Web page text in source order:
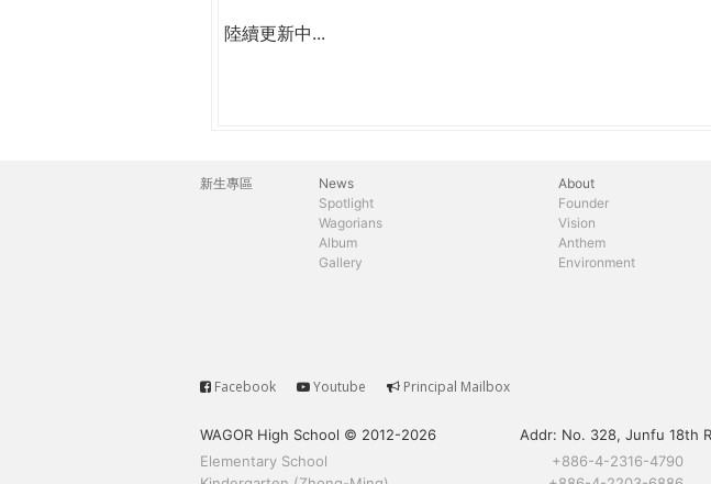
陸續更新中...
主
新生專區
News
Spotlight
Wagorians
Album
Gallery
About
Founder
Vision
Anthem
Environment
Service
Facebook Youtube Principal Mailbox
WAGOR High School © 2012-2026 Addr: No. 328, Junfu 18th
Elementary School
+886-4-2316-4790